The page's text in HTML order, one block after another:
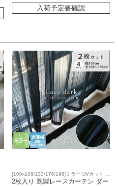
入荷予定要確認
[100x108/133/176/198]ミラー UVカット 洗
濯可
2枚入り 既製レースカーテン ダー